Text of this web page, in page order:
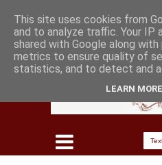
This site uses cookies from
and to analyze traffic. Your IP
shared with Google along
metrics to ensure quality of
statistics, and to detect and
LEARN MORE